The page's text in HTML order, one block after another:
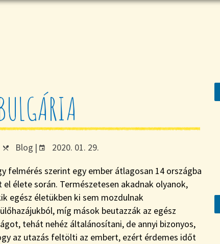
Blog |
2020. 01. 29.
felmérés szerint egy ember átlagosan 14 országba
el élete során. Természetesen akadnak olyanok,
egész életükben ki sem mozdulnak
míg mások beutazzák az egész
tehát nehéz általánosítani, de annyi bizonyos,
az utazás feltölti az embert, ezért érdemes időt